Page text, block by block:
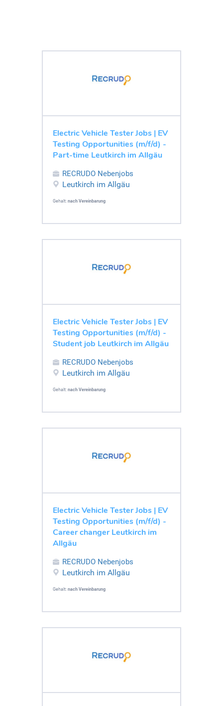
Electric Vehicle Tester Jobs | EV
Testing Opportunities (m/f/d) -
Part-time Leutkirch im Allgäu
RECRUDO Nebenjobs
Leutkirch im Allgäu
Gehalt: nach Vereinbarung
Electric Vehicle Tester Jobs | EV
Testing Opportunities (m/f/d) -
Student job Leutkirch im Allgäu
RECRUDO Nebenjobs
Leutkirch im Allgäu
Gehalt: nach Vereinbarung
Electric Vehicle Tester Jobs | EV
Testing Opportunities (m/f/d) -
Career changer Leutkirch im
Allgäu
RECRUDO Nebenjobs
Leutkirch im Allgäu
Gehalt: nach Vereinbarung